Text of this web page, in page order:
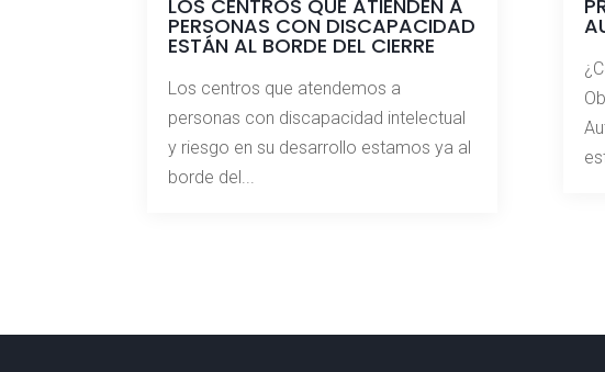
LOS CENTROS QUE ATIENDEN A
PERSONAS CON DISCAPACIDAD
ESTÁN AL BORDE DEL CIERRE
Los centros que atendemos a
personas con discapacidad intelectual
y riesgo en su desarrollo estamos ya al
borde del...